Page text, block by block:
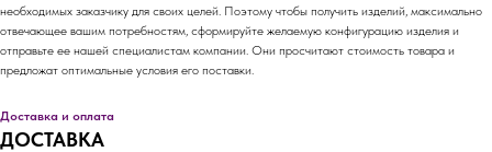
необходимых заказчику для своих целей. Поэтому чтобы получить изделий, максимально
отвечающее вашим потребностям, сформируйте желаемую конфигурацию изделия и
отправьте ее нашей специалистам компании. Они просчитают стоимость товара и
предложат оптимальные условия его поставки.
Доставка и оплата
ДОСТАВКА